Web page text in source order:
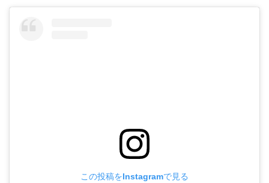
この投稿をInstagramで見る